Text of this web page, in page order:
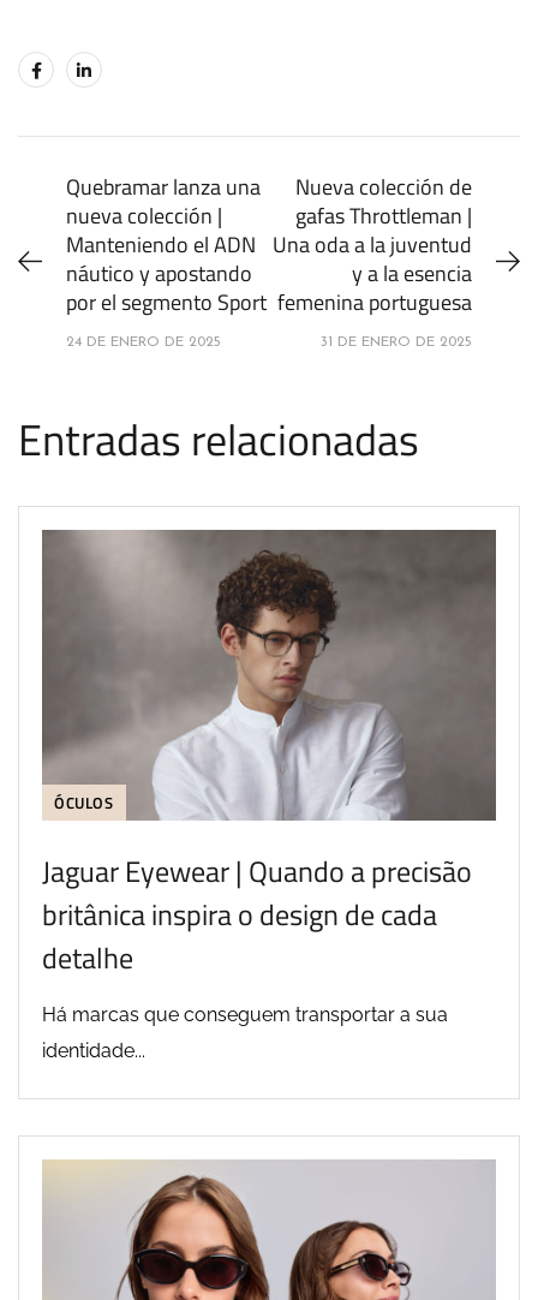
Quebramar lanza una
nueva colección |
Manteniendo el ADN
náutico y apostando
por el segmento Sport
24 DE ENERO DE 2025
Nueva colección de
gafas Throttleman |
Una oda a la juventud
y a la esencia
femenina portuguesa
31 DE ENERO DE 2025
Entradas relacionadas
ÓCULOS
Jaguar Eyewear | Quando a precisão
britânica inspira o design de cada
detalhe
Há marcas que conseguem transportar a sua
identidade...